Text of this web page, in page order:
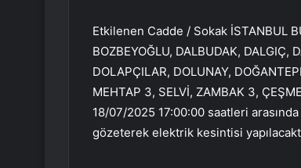
Etkilenen Cadde / Sokak İSTANBUL
BOZBEYOĞLU, DALBUDAK, DALGIÇ,
DOLAPÇILAR, DOLUNAY,
MEHTAP 3, SELVİ, ZAMBAK 3,
18/07/2025 17:00:00 saatleri
gözeterek elektrik kesintisi